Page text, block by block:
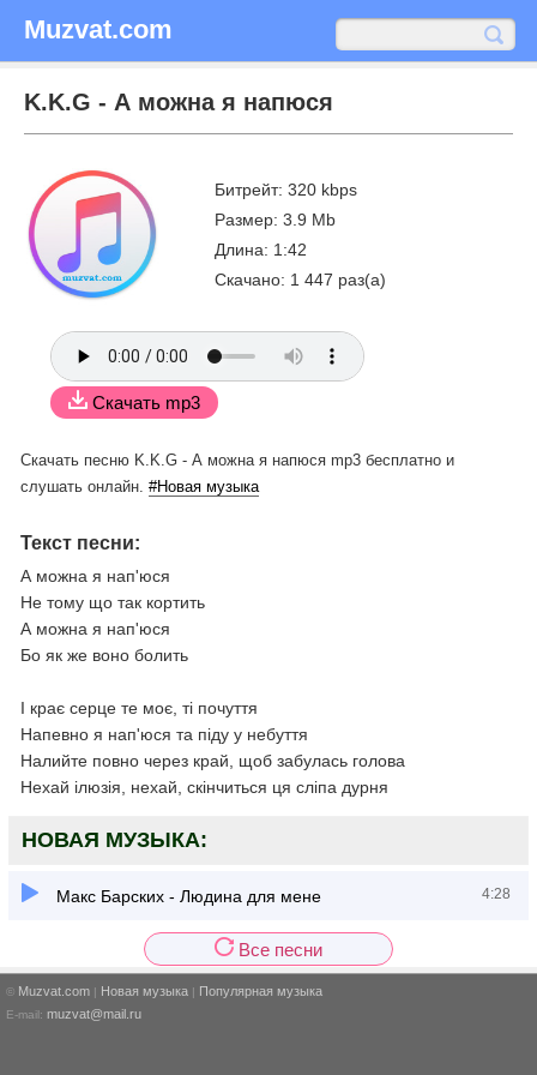
Muzvat.com
K.K.G - А можна я напюся
Битрейт: 320 kbps
Размер: 3.9 Mb
Длина: 1:42
Скачано: 1 447 раз(а)
Скачать mp3
Скачать песню K.K.G - А можна я напюся mp3 бесплатно и
слушать онлайн. #Новая музыка
Текст песни:
А можна я нап'юся
Не тому що так кортить
А можна я нап'юся
Бо як же воно болить
І крає серце те моє, ті почуття
Напевно я нап'юся та піду у небуття
Налийте повно через край, щоб забулась голова
Нехай ілюзія, нехай, скінчиться ця сліпа дурня
НОВАЯ МУЗЫКА:
Макс Барских - Людина для мене 4:28
Все песни
© Muzvat.com | Новая музыка | Популярная музыка
E-mail: muzvat@mail.ru